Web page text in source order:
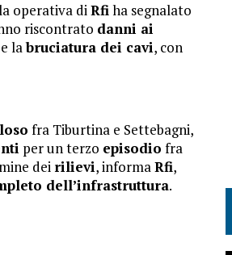
operativa diRfiha segnalato
riscontrato danni ai
e labruciatura dei cavi, con
fra Tiburtina e Settebagni,
per un terzo episodio fra
dei rilievi, informaRfi,
dell’infrastruttura.